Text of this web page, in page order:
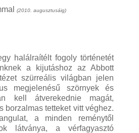
(2010. augusztusáig)
halálraítélt fogoly történetét
a kijutáshoz az Abbott
szürreális világban jelen
megjelenésű szörnyek és
kell átverekednie magát,
borzalmas tetteket vitt véghez.
a minden reménytől
látványa, a vérfagyasztó